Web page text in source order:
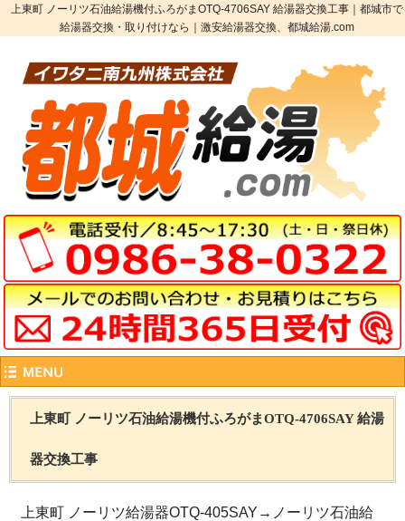
上東町 ノーリツ石油給湯機付ふろがまOTQ-4706SAY 給湯器交換工事｜都城市で
給湯器交換・取り付けなら｜激安給湯器交換、都城給湯.com
上東町 ノーリツ石油給湯機付ふろがまOTQ-4706SAY 給湯
器交換工事
上東町 ノーリツ給湯器OTQ-405SAY→ノーリツ石油給